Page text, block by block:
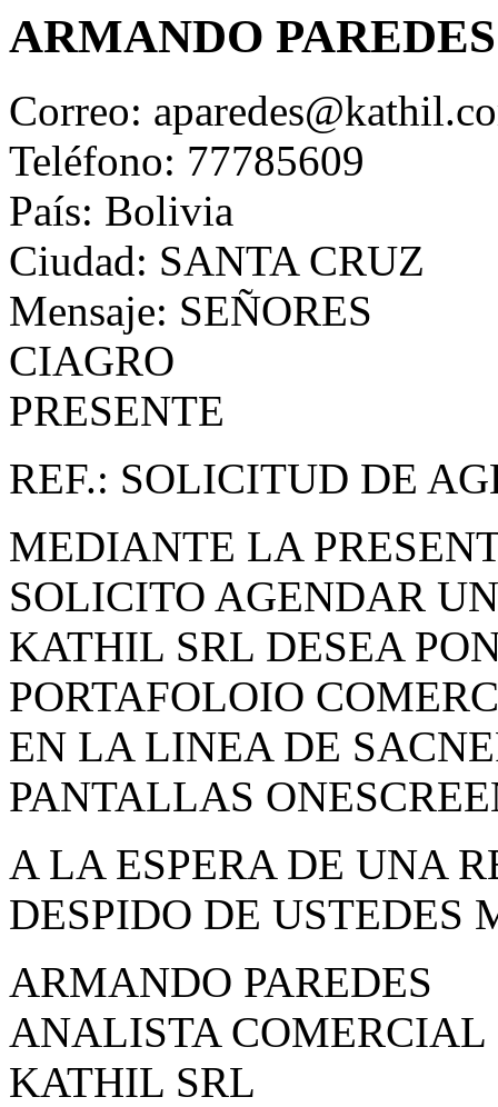
ARMANDO
Correo:
Teléfono: 77785609
País: Bolivia
Ciudad: SANTA CRUZ
Mensaje: SEÑORES
CIAGRO
PRESENTE
REF.: SOLICITUD DE
MEDIANTE LA
SOLICITO AGENDAR
KATHIL SRL DESEA
PORTAFOLOIO
EN LA LINEA DE
PANTALLAS
A LA ESPERA DE UNA
DESPIDO DE USTEDES
ARMANDO PAREDES
ANALISTA COMERCIAL
KATHIL SRL